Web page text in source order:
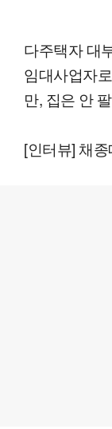
다주택자 대
임대사업자
만, 집은 안
[인터뷰] 채